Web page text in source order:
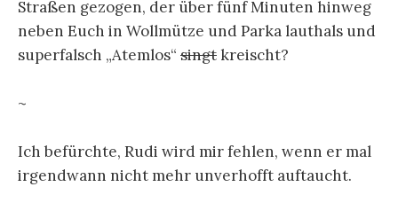
Straßen gezogen, der über fünf Minuten hinweg
neben Euch in Wollmütze und Parka lauthals und
superfalsch „Atemlos“ singtkreischt?
~
Ich befürchte, Rudi wird mir fehlen, wenn er mal
irgendwann nicht mehr unverhofft auftaucht.